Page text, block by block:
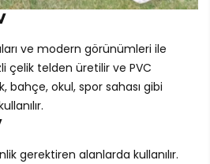
ve modern görünümleri ile
çelik telden üretilir ve PVC
bahçe, okul, spor sahası gibi
gerektiren alanlarda kullanılır.